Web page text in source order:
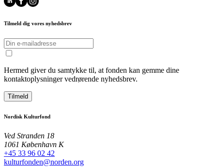
Tilmeld dig vores nyhedsbrev
Hermed giver du samtykke til, at fonden kan gemme dine
kontaktoplysninger vedrørende nyhedsbrev.
Tilmeld
Nordisk Kulturfond
Ved Stranden 18
1061 København K
+45 33 96 02 42
kulturfonden@norden.org